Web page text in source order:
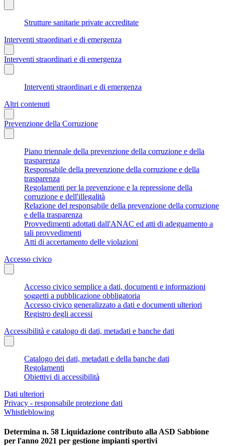
Strutture sanitarie private accreditate
Interventi straordinari e di emergenza
Interventi straordinari e di emergenza
Interventi straordinari e di emergenza
Altri contenuti
Prevenzione della Corruzione
Piano triennale della prevenzione della corruzione e della
trasparenza
Responsabile della prevenzione della corruzione e della
trasparenza
Regolamenti per la prevenzione e la repressione della
corruzione e dell'illegalità
Relazione del responsabile della prevenzione della corruzione
e della trasparenza
Provvedimenti adottati dall'ANAC ed atti di adeguamento a
tali provvedimenti
Atti di accertamento delle violazioni
Accesso civico
Accesso civico semplice a dati, documenti e informazioni
soggetti a pubblicazione obbligatoria
Accesso civico generalizzato a dati e documenti ulteriori
Registro degli accessi
Accessibilità e catalogo di dati, metadati e banche dati
Catalogo dei dati, metadati e della banche dati
Regolamenti
Obiettivi di accessibilità
Dati ulteriori
Privacy - responsabile protezione dati
Whistleblowing
Determina n. 58 Liquidazione contributo alla ASD Sabbione
per l'anno 2021 per gestione impianti sportivi